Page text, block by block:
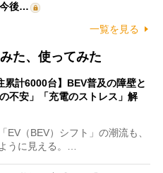
後…
一覧を見る
た、使ってみた
累計6000台】BEV普及の障壁と
不安」「充電のストレス」解
（BEV）シフト」の潮流も、
うに見える。…